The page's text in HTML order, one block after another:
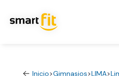
Inicio>Gimnasios>LIMA>